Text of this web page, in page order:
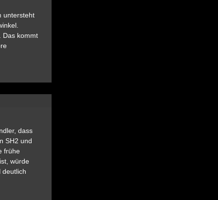
untersteht
Das kommt
dass
SH2 und
frühe
würde
deutlich